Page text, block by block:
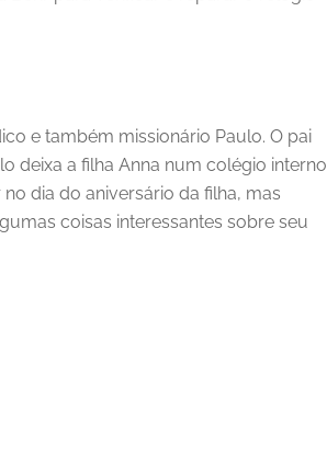
e também missionário Paulo. O pai
deixa a filha Anna num colégio interno
dia do aniversário da filha, mas
coisas interessantes sobre seu